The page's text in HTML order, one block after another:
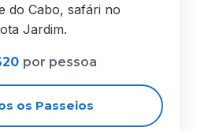
do Cabo, safári no
Jardim.
por pessoa
os Passeios